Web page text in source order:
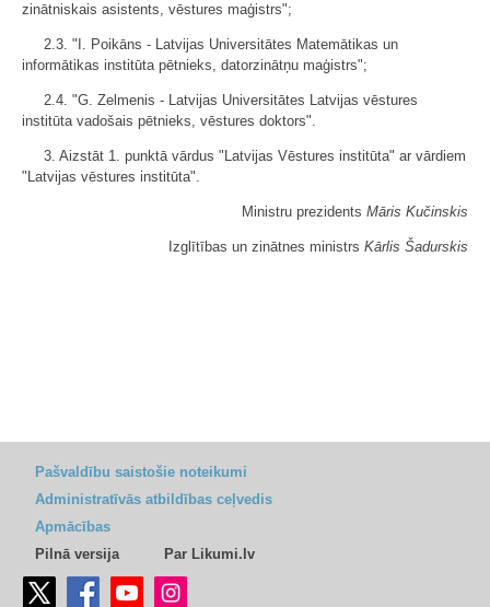
zinātniskais asistents, vēstures maģistrs";
2.3. "I. Poikāns - Latvijas Universitātes Matemātikas un
informātikas institūta pētnieks, datorzinātņu maģistrs";
2.4. "G. Zelmenis - Latvijas Universitātes Latvijas vēstures
institūta vadošais pētnieks, vēstures doktors".
3. Aizstāt 1. punktā vārdus "Latvijas Vēstures institūta" ar vārdiem
"Latvijas vēstures institūta".
Ministru prezidents Māris Kučinskis
Izglītības un zinātnes ministrs Kārlis Šadurskis
Pašvaldību saistošie noteikumi
Administratīvās atbildības ceļvedis
Apmācības
Pilnā versija
Par Likumi.lv